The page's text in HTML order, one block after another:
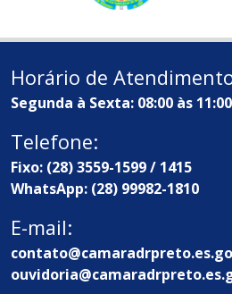
Horário de
Segunda à Sexta: 08:00 às
Telefone:
Fixo: (28) 3559-1599 / 1415
WhatsApp: (28) 99982-1810
E-mail: